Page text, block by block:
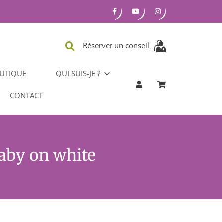
Réserver un conseil
QUI SUIS-JE ?
CONTACT
on white